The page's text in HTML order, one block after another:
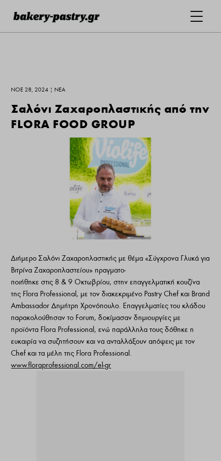
ΝΟΈ 28, 2024 | ΝΕΑ
Σαλόνι Ζαχαροπλαστικής από την
FLORA FOOD GROUP
Διήμερο Σαλόνι Ζαχαροπλαστικής με θέμα «Σύγχρονα Γλυκά για
Βιτρίνα Ζαχαροπλαστείου» πραγματο-
ποιήθηκε στις 8 & 9 Οκτωβρίου, στην επαγγελματική κουζίνα
της Flora Professional, με τον διακεκριμένο Pastry Chef και Brand
Ambassador Δημήτρη Χρονόπουλο. Επαγγελματίες του κλάδου
παρακολούθησαν το Forum, δοκίμασαν δημιουργίες με
προϊόντα Flora Professional, ενώ παράλληλα τους δόθηκε η
ευκαιρία να συζητήσουν και να ανταλλάξουν απόψεις με τον
Chef και τα μέλη της Flora Professional.
www.floraprofessional.com/el-gr